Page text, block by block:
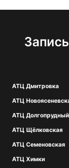
АТЦ Дмитровка
АТЦ
АТЦ Долгопрудный
АТЦ Щёлковская
АТЦ Семеновская
АТЦ Химки